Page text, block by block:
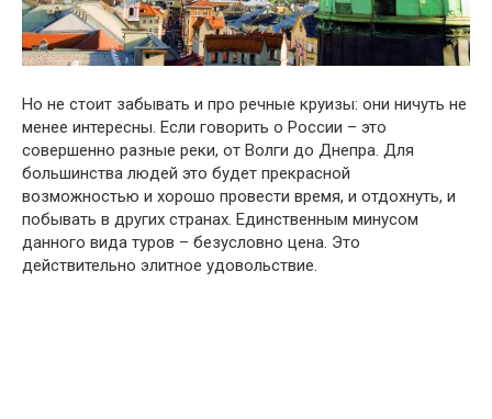
Но не стоит забывать и про речные круизы: они ничуть не
менее интересны. Если говорить о России – это
совершенно разные реки, от Волги до Днепра. Для
большинства людей это будет прекрасной
возможностью и хорошо провести время, и отдохнуть, и
побывать в других странах. Единственным минусом
данного вида туров – безусловно цена. Это
действительно элитное удовольствие.